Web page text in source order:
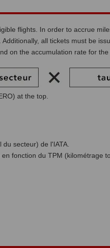
flights. In order to accrue
all tickets must be
on the accumulation rate for
at the top.
secteur) de l'IATA.
fonction du TPM (kilométrage